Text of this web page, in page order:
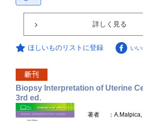
詳しく見る
ほしいものリストに登録 いい
Biopsy Interpretation of Uterine
3rd ed.
著者
：